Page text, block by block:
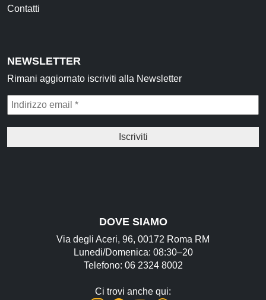
Contatti
NEWSLETTER
Rimani aggiornato iscriviti alla Newsletter
DOVE SIAMO
Via degli Aceri, 96, 00172 Roma RM
Lunedi/Domenica: 08:30–20
Telefono: 06 2324 8002
Ci trovi anche qui: